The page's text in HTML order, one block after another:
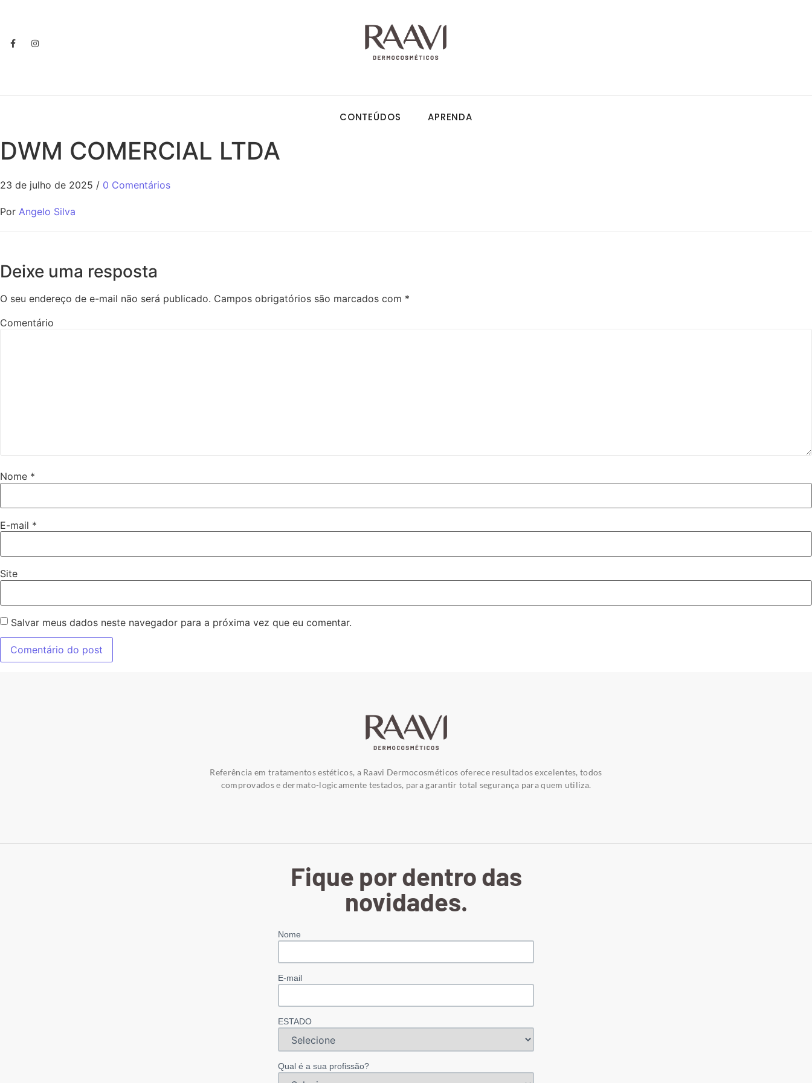
CONTEÚDOS APRENDA
DWM COMERCIAL LTDA
23 de julho de 2025 / 0 Comentários
Por Angelo Silva
Deixe uma resposta
O seu endereço de e-mail não será publicado. Campos obrigatórios são marcados com *
Comentário
Nome *
E-mail *
Site
Salvar meus dados neste navegador para a próxima vez que eu comentar.
Referência em tratamentos estéticos, a Raavi Dermocosméticos oferece resultados excelentes, todos
comprovados e dermato-logicamente testados, para garantir total segurança para quem utiliza.
Fique por dentro das
novidades.
Nome
E-mail
ESTADO
Qual é a sua profissão?